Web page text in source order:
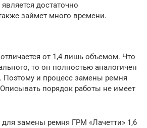
достаточно
займет много времени.
от 1,4 лишь объемом. Что
то он полностью аналогичен
Поэтому и процесс замены ремня
порядок работы не имеет
для замены ремня ГРМ «Лачетти» 1,6